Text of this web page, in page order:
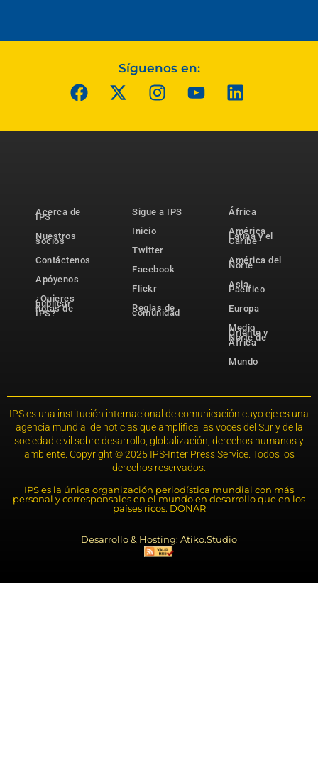
Síguenos en:
Acerca de
IPS
Nuestros
socios
Contáctenos
Apóyenos
¿Quieres
publicar
notas de
IPS?
Sigue a IPS
Inicio
Twitter
Facebook
Flickr
Reglas de
comunidad
África
América
Latina y el
Caribe
América del
Norte
Asia-
Pacífico
Europa
Medio
Oriente y
Norte de
África
Mundo
IPS es una institución internacional de comunicación cuyo eje es una
agencia mundial de noticias que amplifica las voces del Sur y de la
sociedad civil sobre desarrollo, globalización, derechos humanos y
ambiente. Copyright © 2025 IPS-Inter Press Service. Todos los
derechos reservados.
IPS es la única organización periodística mundial con más
personal y corresponsales en el mundo en desarrollo que en los
países ricos. DONAR
Desarrollo & Hosting: Atiko.Studio